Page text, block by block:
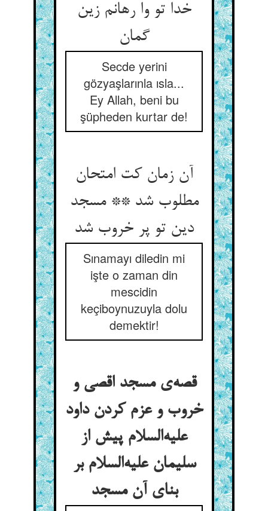
خدا تو وا رهانم زین
گمان
Secde yerini
gözyaşlarınla ısla...
Ey Allah, beni bu
şüpheden kurtar de!
آن زمان کت امتحان
مطلوب شد ** مسجد
دین تو پر خروب شد
Sınamayı diledin mi
işte o zaman din
mescidin
keçiboynuzuyla dolu
demektir!
قصه‌ی مسجد اقصی و
خروب و عزم کردن داود
علیه‌السلام پیش از
سلیمان علیه‌السلام بر
بنای آن مسجد